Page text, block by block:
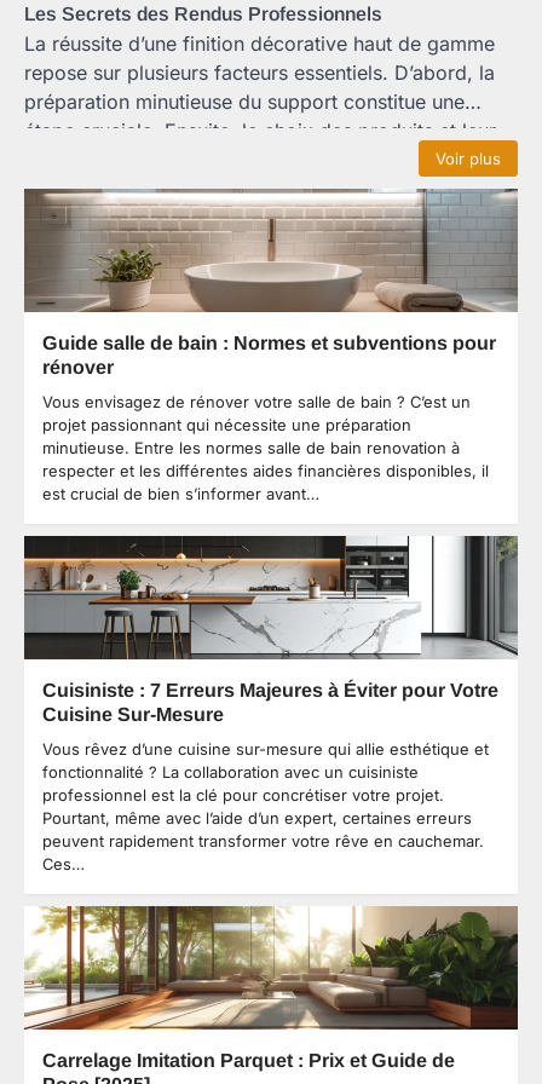
Les Secrets des Rendus Professionnels
La réussite d’une finition décorative haut de gamme
repose sur plusieurs facteurs essentiels. D’abord, la
préparation minutieuse du support constitue une
étape cruciale. Ensuite, le choix des produits et leur
application requièrent une expertise technique
pointue. La maîtrise du timing d’application, la gestion
de la température ambiante et l’humidité sont
également déterminants. Finalement, la protection des
surfaces traitées nécessite des produits spécifiques
pour garantir leur pérennité. Ces détails techniques,
souvent invisibles pour le client, font toute la
différence dans le résultat final.
Voir plus
Guide salle de bain : Normes et subventions pour
rénover
Vous envisagez de rénover votre salle de bain ? C’est un
projet passionnant qui nécessite une préparation
minutieuse. Entre les normes salle de bain renovation à
respecter et les différentes aides financières disponibles, il
est crucial de bien s’informer avant…
Cuisiniste : 7 Erreurs Majeures à Éviter pour Votre
Cuisine Sur-Mesure
Vous rêvez d’une cuisine sur-mesure qui allie esthétique et
fonctionnalité ? La collaboration avec un cuisiniste
professionnel est la clé pour concrétiser votre projet.
Pourtant, même avec l’aide d’un expert, certaines erreurs
peuvent rapidement transformer votre rêve en cauchemar.
Ces…
Carrelage Imitation Parquet : Prix et Guide de